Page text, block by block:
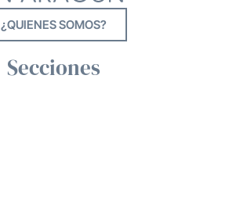
¿QUIENES SOMOS?
Secciones